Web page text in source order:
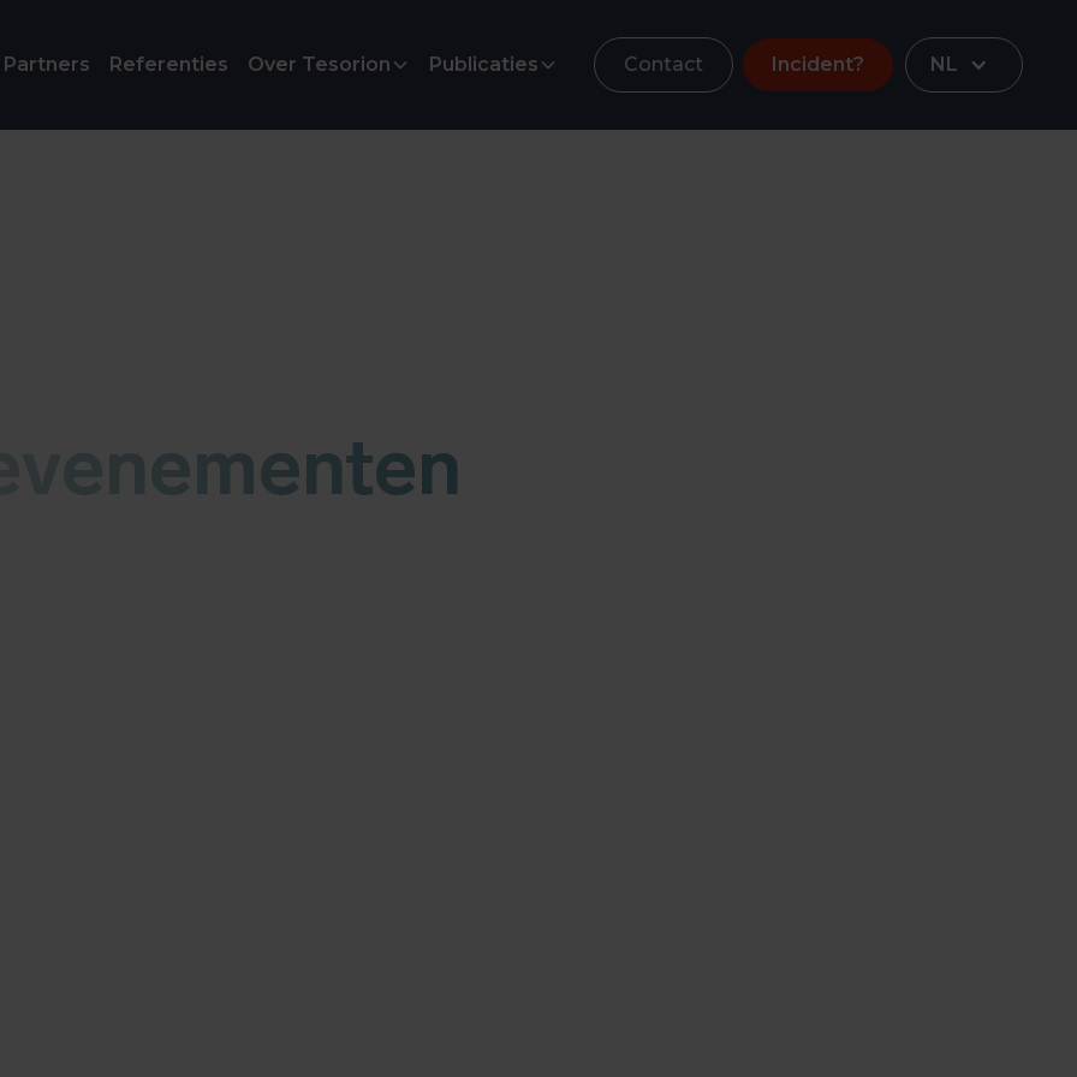
Partners Referenties Over Tesorion Publicaties Contact Incident? NL